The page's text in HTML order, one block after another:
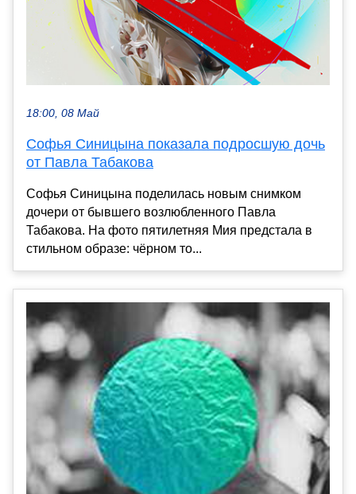
18:00, 08 Май
Софья Синицына показала подросшую дочь
от Павла Табакова
Софья Синицына поделилась новым снимком
дочери от бывшего возлюбленного Павла
Табакова. На фото пятилетняя Мия предстала в
стильном образе: чёрном то...